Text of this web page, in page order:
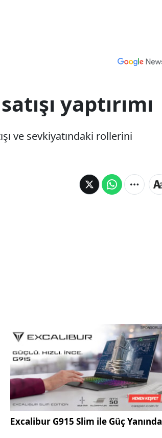
yaptırımı
ve sevkiyatındaki rollerini
Excalibur G915 Slim ile Güç Yanında